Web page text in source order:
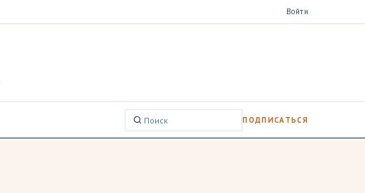
Войти
Поиск:
ПОДПИСАТЬСЯ